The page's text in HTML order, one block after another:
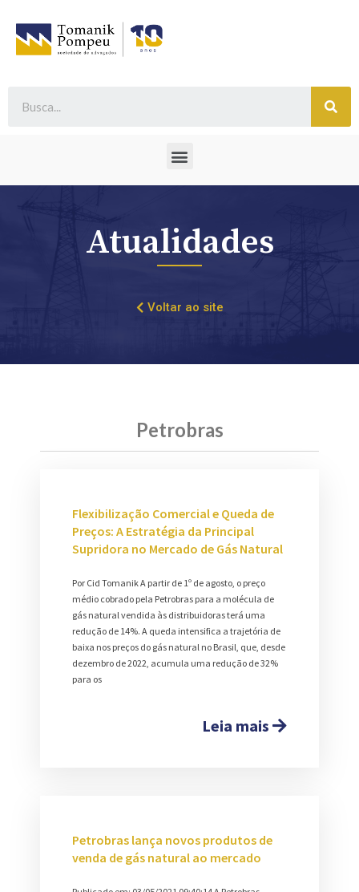
Atualidades
Voltar ao site
Petrobras
Flexibilização Comercial e Queda de
Preços: A Estratégia da Principal
Supridora no Mercado de Gás Natural
Por Cid Tomanik A partir de 1º de agosto, o preço
médio cobrado pela Petrobras para a molécula de
gás natural vendida às distribuidoras terá uma
redução de 14%. A queda intensifica a trajetória de
baixa nos preços do gás natural no Brasil, que, desde
dezembro de 2022, acumula uma redução de 32%
para os
Leia mais
Petrobras lança novos produtos de
venda de gás natural ao mercado